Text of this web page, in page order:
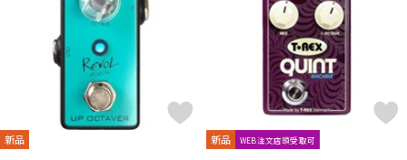
新品 新品 WEB注文店頭受取可